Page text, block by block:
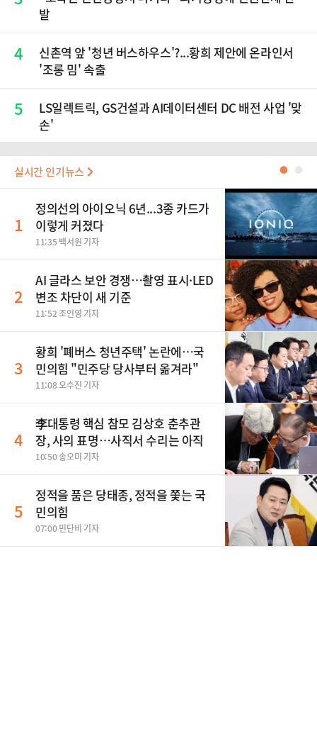
발
4
신촌역 앞 '청년 버스하우스'?...황희 제안에 온라인서
'조롱 밈' 속출
5
LS일렉트릭, GS건설과 AI데이터센터 DC 배전 사업 '맞
손'
실시간 인기뉴스 ●
1
정의선의 아이오닉 6년...3종 카드가
이렇게 커졌다
11:35 백서원 기자
2
AI 글라스 보안 경쟁…촬영 표시·LED
변조 차단이 새 기준
11:52 조인영 기자
3
황희 '폐버스 청년주택' 논란에…국
민의힘 "민주당 당사부터 옮겨라"
11:08 오수진 기자
4
李대통령 핵심 참모 김상호 춘추관
장, 사의 표명…사직서 수리는 아직
10:50 송오미 기자
5
정적을 품은 당태종, 정적을 쫓는 국
민의힘
07:00 민단비 기자